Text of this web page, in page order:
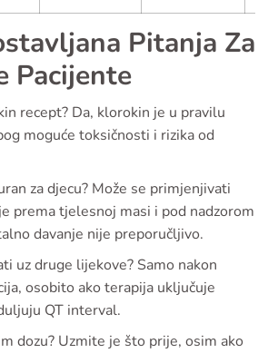
Pitanja Za
Pacijente
recept? Da, klorokin je u pravilu
moguće toksičnosti i rizika od
za djecu? Može se primjenjivati
prema tjelesnoj masi i pod nadzorom
davanje nije preporučljivo.
uz druge lijekove? Samo nakon
osobito ako terapija uključuje
QT interval.
dozu? Uzmite je što prije, osim ako